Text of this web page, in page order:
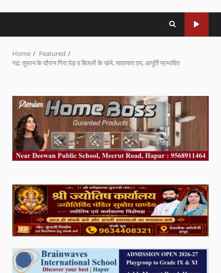
Home
Featured
गढ़: तूफान के दौरान गिरा पेड़ व बिजली के खंभे, यातायात ठप, आपूर्ति प्रभावित